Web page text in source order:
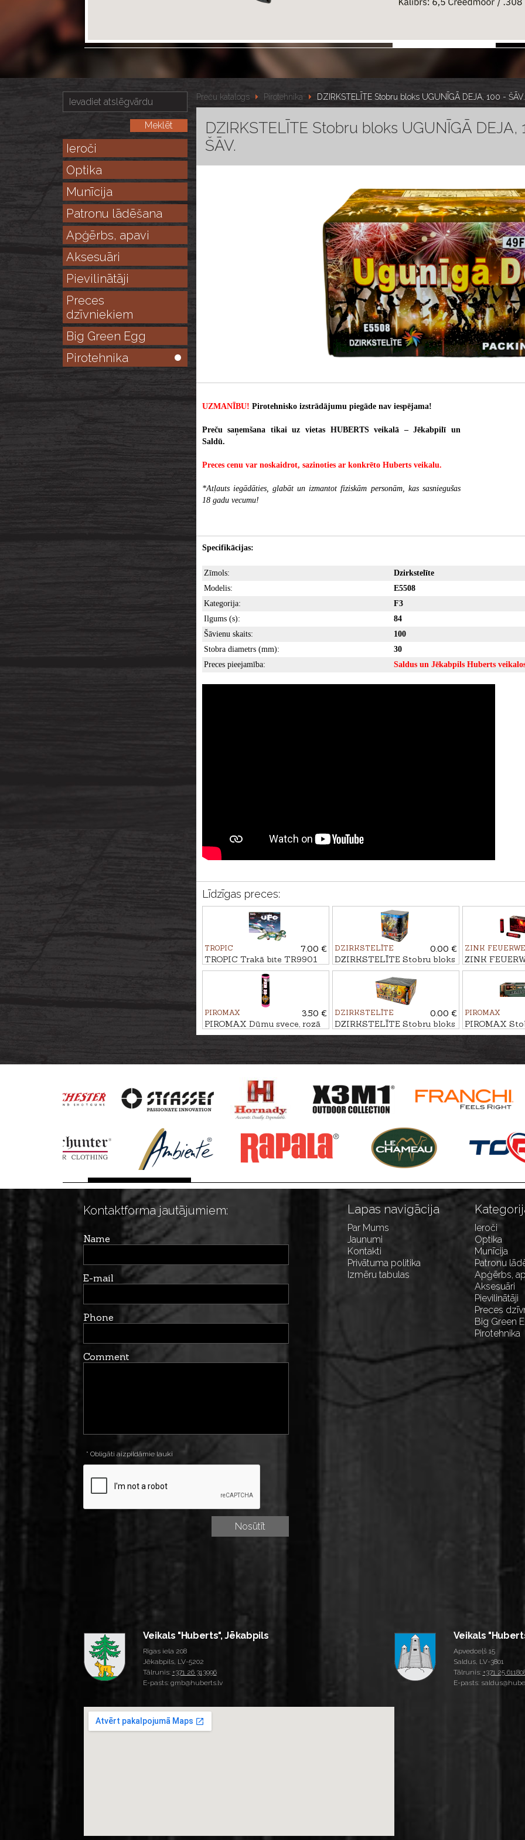
Ieroči
Optika
Munīcija
Patronu lādēšana
Apģērbs, apavi
Aksesuāri
Pievilinātāji
Preces
dzīvniekiem
Big Green Egg
Pirotehnika
Preču katalogs Pirotehnika DZIRKSTELĪTE Stobru bloks UGUNĪGĀ DEJA, 100 - ŠĀV.
DZIRKSTELĪTE Stobru bloks UGUNĪGĀ DEJA,
ŠĀV.
UZMANĪBU! Pirotehnisko izstrādājumu piegāde nav iespējama!
Preču saņemšana tikai uz vietas HUBERTS veikalā – Jēkabpilī un
Saldū.
Preces cenu var noskaidrot, sazinoties ar konkrēto Huberts veikalu.
*Atļauts iegādāties, glabāt un izmantot fiziskām personām, kas sasniegušas
18 gadu vecumu!
Specifikācijas:
Zīmols:
Dzirkstelīte
Modelis:
E5508
Kategorija:
F3
Ilgums (s):
84
Šāvienu skaits:
100
Stobra diametrs (mm):
30
Preces pieejamība:
Saldus un Jēkabpils Huberts
Līdzīgas preces:
TROPIC
7.00 €
TROPIC Trakā bite TR9901
DZIRKSTELĪTE
0.00 €
DZIRKSTELĪTE Stobru bloks
PRIEKĀ, 25 - ŠĀV.
ZINK
ZINK
Signālraķete
PIROMAX
3.50 €
PIROMAX Dūmu svece, rozā
PXM30
DZIRKSTELĪTE
0.00 €
DZIRKSTELĪTE Stobru bloks
TRAKĀ BITE, 100 - ŠĀV.
PIROMAX
PIROMAX
REMINGTON,
Kontaktforma jautājumiem:
Name
E-mail
Phone
Comment
* Obligāti aizpildāmie lauki
Lapas navigācija
Par Mums
Jaunumi
Kontakti
Privātuma politika
Izmēru tabulas
Ieroči
Optika
Munīcija
Patronu
Apģērbs,
Aksesuāri
Pievilinātāji
Preces
Big Green
Pirotehnika
Veikals "Huberts", Jēkabpils
Rīgas iela 208
Jēkabpils, LV-5202
Tālrunis: +371 26 313996
E-pasts: gmb@huberts.lv
Veikals
Apvedceļš 15
Saldus, LV-3801
Tālrunis: +371 25
E-pasts: